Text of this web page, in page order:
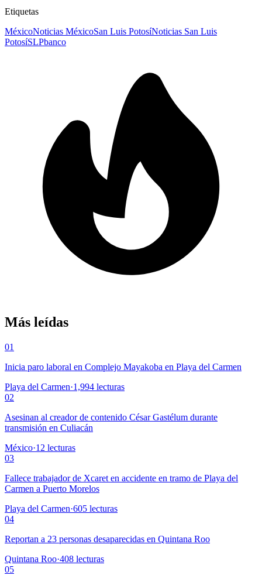
Etiquetas
MéxicoNoticias MéxicoSan Luis PotosíNoticias San Luis
PotosíSLPbanco
Más leídas
01
Inicia paro laboral en Complejo Mayakoba en Playa del Carmen
Playa del Carmen·1,994 lecturas
02
Asesinan al creador de contenido César Gastélum durante
transmisión en Culiacán
México·12 lecturas
03
Fallece trabajador de Xcaret en accidente en tramo de Playa del
Carmen a Puerto Morelos
Playa del Carmen·605 lecturas
04
Reportan a 23 personas desaparecidas en Quintana Roo
Quintana Roo·408 lecturas
05